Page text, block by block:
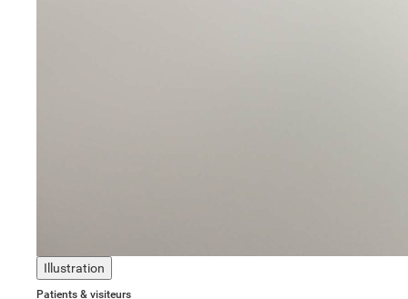
Illustration
Patients & visiteurs